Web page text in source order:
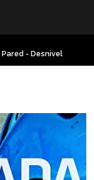
- Desnivel